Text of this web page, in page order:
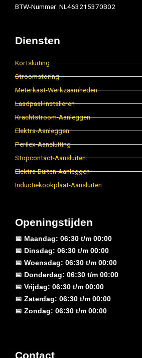
BTW-Nummer: NL463215370B02
Diensten
Kortsluiting
Stroomstoring
Meterkast-Werkzaamheden
Laadpaal-Installeren
Krachtstroom-Aanleggen
Elektra-Aanleggen
Perilex-Aansluiting
Stopcontact-Aansluiten
Elektra-Buiten-Aanleggen
Inductiekookplaat-Aansluiten
Openingstijden
📅 Maandag: 06:30 t/m 00:00
📅 Dinsdag: 06:30 t/m 00:00
📅 Woensdag: 06:30 t/m 00:00
📅 Donderdag: 06:30 t/m 00:00
📅 Vrijdag: 06:30 t/m 00:00
📅 Zaterdag: 06:30 t/m 00:00
📅 Zondag: 06:30 t/m 00:00
Contact